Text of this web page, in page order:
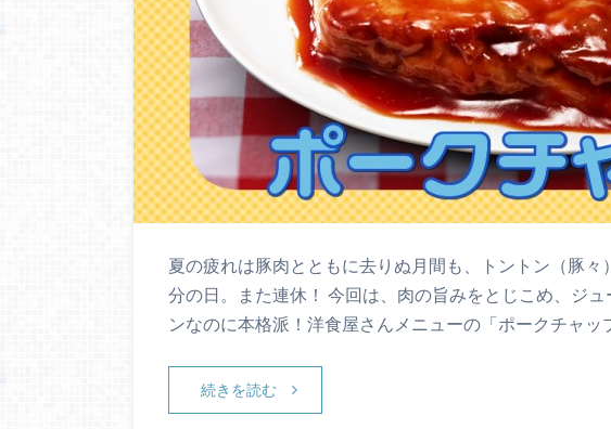
夏の疲れは豚肉とともに去りぬ月間も、トントン（豚
分の日。また連休！ 今回は、肉の旨みをとじこめ、ジ
ンなのに本格派！洋食屋さんメニューの「ポークチャッ
続きを読む